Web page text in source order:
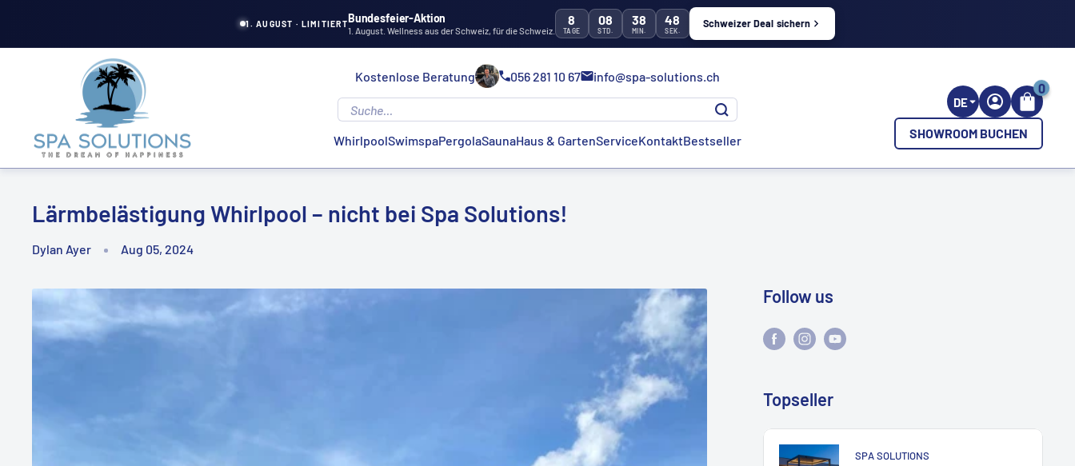
1. AUGUST · LIMITIERTBundesfeier-Aktion
1. August. Wellness aus der Schweiz, für die Schweiz.
8
TAGE
08
STD.
38
MIN.
47
SEK.
Schweizer Deal sichern
Solutions
Kostenlose Beratung 056 281 10 67 info@spa-solutions.ch
WhirlpoolSwimspaPergolaSaunaHaus & GartenServiceKontaktBestseller
DE
0
SHOWROOM BUCHEN
Lärmbelästigung Whirlpool – nicht bei Spa Solutions!
Dylan Ayer Aug 05, 2024
Follow us
Topseller
SPA SOLUTIONS